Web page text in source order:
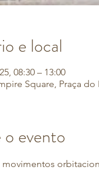
e local
08:30 – 13:00
Square, Praça
o evento
movimentos